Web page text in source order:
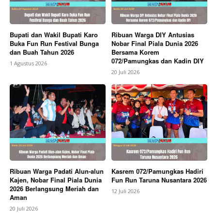
Bupati dan Wakil Bupati Karo
Buka Fun Run Festival Bunga
dan Buah Tahun 2026
1 Agustus 2026
Ribuan Warga DIY Antusias
Nobar Final Piala Dunia 2026
Bersama Korem
072/Pamungkas dan Kadin DIY
20 Juli 2026
Ribuan Warga Padati Alun-alun
Kajen, Nobar Final Piala Dunia
2026 Berlangsung Meriah dan
Aman
20 Juli 2026
Kasrem 072/Pamungkas Hadiri
Fun Run Taruna Nusantara 2026
12 Juli 2026